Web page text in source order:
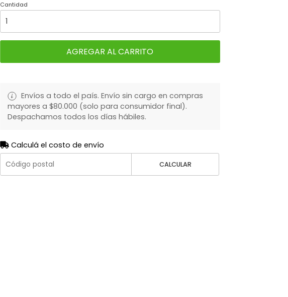
Cantidad
AGREGAR AL CARRITO
Envíos a todo el país. Envío sin cargo en compras
mayores a $80.000 (solo para consumidor final).
Despachamos todos los días hábiles.
Calculá el costo de envío
CALCULAR